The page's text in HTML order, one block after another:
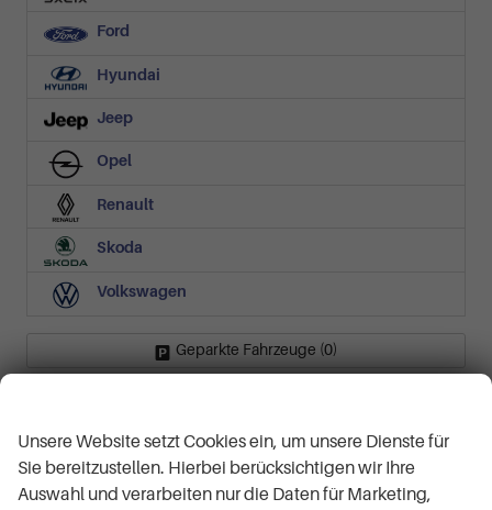
Ford
Hyundai
Jeep
Opel
Renault
Skoda
Volkswagen
Geparkte Fahrzeuge (0)
Unsere Website setzt Cookies ein, um unsere Dienste für
Sie bereitzustellen. Hierbei berücksichtigen wir Ihre
Auswahl und verarbeiten nur die Daten für Marketing,